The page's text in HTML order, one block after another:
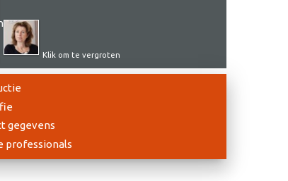
Klik om te vergroten
gegevens
professionals